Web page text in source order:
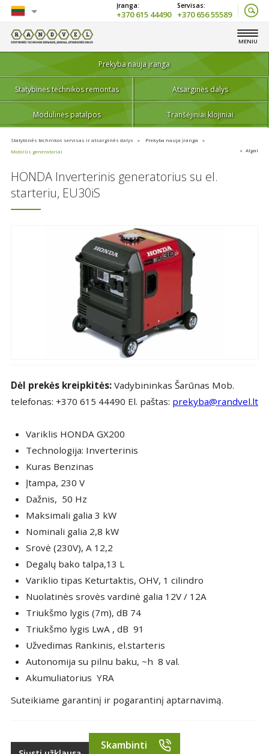
Lietuvių
English
+370 656 55589
+370 615 44490
MENIU
Prekyba nauja įranga
Statybinės technikos remontas Atsarginės dalys
Modulinės patalpos Tranšėjiniai klojiniai
Statybinės technikos servisas ir atsarginės dalys
Prekyba nauja įranga
Mobilūs generatoriai
Atgal
HONDA Inverterinis generatorius su el.
starteriu, EU30iS
Dėl prekės kreipkitės:Vadybininkas Šarūnas Mob.
telefonas: +370 615 44490 El. paštas: prekyba@randvel.lt
Variklis HONDA GX200
Technologija: Inverterinis
Kuras Benzinas
Įtampa, 230 V
Dažnis, 50 Hz
Maksimali galia 3 kW
Nominali galia 2,8 kW
Srovė (230V), A 12,2
Degalų bako talpa,13 L
Variklio tipas Keturtaktis, OHV, 1 cilindro
Nuolatinės srovės vardinė galia 12V / 12A
Triukšmo lygis (7m), dB 74
Triukšmo lygis LwA , dB 91
Užvedimas Rankinis, el.starteris
Autonomija su pilnu baku, ~h 8 val.
Akumuliatorius YRA
Suteikiame garantinį ir pogarantinį aptarnavimą.
Skambinti